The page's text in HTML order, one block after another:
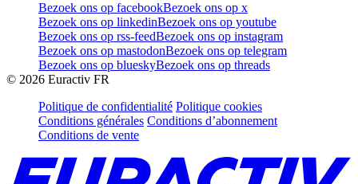
Bezoek ons op facebookBezoek ons op x
Bezoek ons op linkedinBezoek ons op youtube
Bezoek ons op rss-feedBezoek ons op instagram
Bezoek ons op mastodonBezoek ons op telegram
Bezoek ons op blueskyBezoek ons op threads
© 2026 Euractiv FR
Politique de confidentialité Politique cookies
Conditions générales Conditions d’abonnement
Conditions de vente